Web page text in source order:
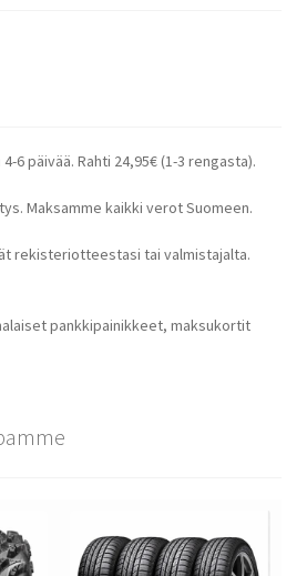
6 päivää. Rahti 24,95€ (1-3 rengasta).
Maksamme kaikki verot Suomeen.
rekisteriotteestasi tai valmistajalta.
pankkipainikkeet, maksukortit